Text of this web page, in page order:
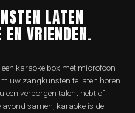
LATEN
VRIENDEN.
karaoke box met microfoon
uw zangkunsten te laten horen
een verborgen talent hebt of
avond samen, karaoke is de